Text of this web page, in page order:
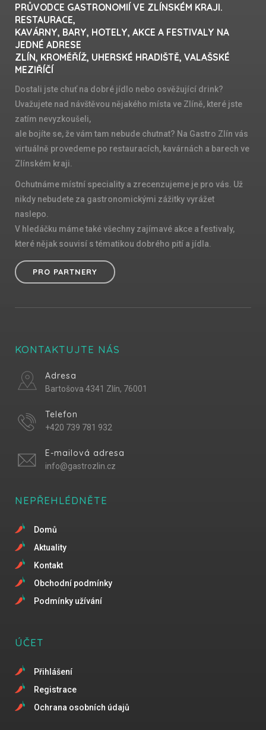
PRŮVODCE GASTRONOMIÍ VE ZLÍNSKÉM KRAJI.
RESTAURACE,
KAVÁRNY, BARY, HOTELY, AKCE A FESTIVALY NA
JEDNÉ ADRESE
ZLÍN, KROMĚŘÍŽ, UHERSKÉ HRADIŠTĚ, VALAŠSKÉ
MEZIŘÍČÍ
Dostali jste chuť na dobré jídlo nebo osvěžující drink?
Uvažujete nad návštěvou nějakého místa ve Zlíně, které jste
zatím nevyzkoušeli,
ale bojíte se, že vám tam nebude chutnat? Na Gastro Zlín vás
virtuálně provedeme po restauracích, kavárnách a barech ve
Zlínském kraji.
Ochutnáme místní speciality a zrecenzujeme je pro vás. Už
nikdy nebudete za gastronomickými zážitky vyrážet
naslepo.
V hledáčku máme také všechny zajímavé akce a festivaly,
které nějak souvisí s tématikou dobrého pití a jídla.
PRO PARTNERY
KONTAKTUJTE NÁS
Adresa
Bartošova 4341 Zlín, 76001
Telefon
+420 739 781 932
E-mailová adresa
info@gastrozlin.cz
NEPŘEHLÉDNĚTE
Domů
Aktuality
Kontakt
Obchodní podmínky
Podmínky užívání
ÚČET
Přihlášení
Registrace
Ochrana osobních údajů